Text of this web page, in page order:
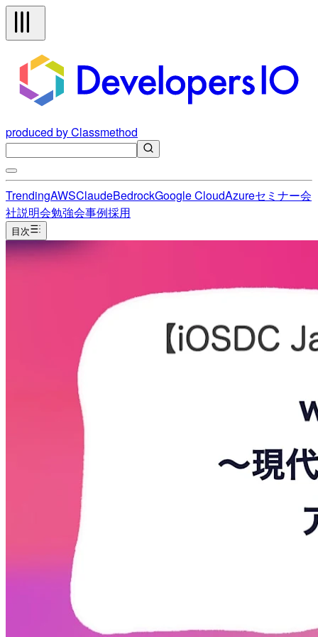
produced by Classmethod
TrendingAWSClaudeBedrockGoogle CloudAzureセミナー会
社説明会勉強会事例採用
目次